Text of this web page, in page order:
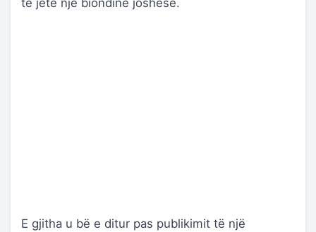
të jetë një biondinë joshëse.
E gjitha u bë e ditur pas publikimit të një